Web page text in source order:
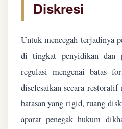
Diskresi
Untuk mencegah terjadinya
di tingkat penyidikan dan
regulasi mengenai batas
diselesaikan secara
batasan yang rigid, ruang
aparat penegak hukum